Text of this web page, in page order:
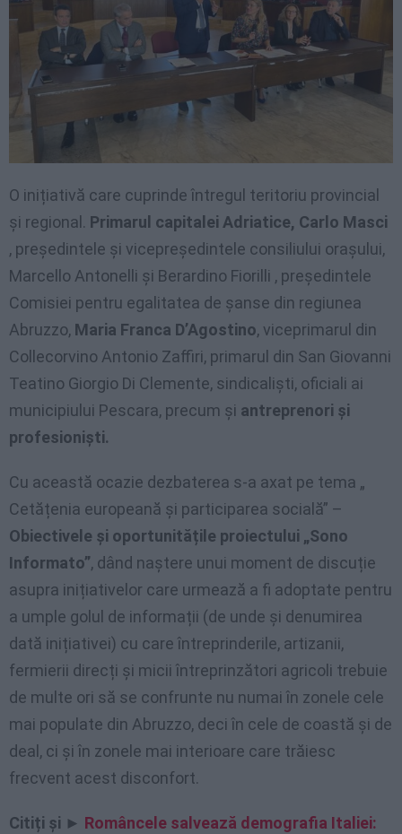
O inițiativă care cuprinde întregul teritoriu provincial
și regional. Primarul capitalei Adriatice, Carlo Masci
, președintele și vicepreședintele consiliului orașului,
Marcello Antonelli și Berardino Fiorilli , președintele
Comisiei pentru egalitatea de șanse din regiunea
Abruzzo, Maria Franca D’Agostino, viceprimarul din
Collecorvino Antonio Zaffiri, primarul din San Giovanni
Teatino Giorgio Di Clemente, sindicaliști, oficiali ai
municipiului Pescara, precum și antreprenori și
profesioniști.
Cu această ocazie dezbaterea s-a axat pe tema „
Cetățenia europeană și participarea socială” –
Obiectivele și oportunitățile proiectului „Sono
Informato”, dând naștere unui moment de discuție
asupra inițiativelor care urmează a fi adoptate pentru
a umple golul de informații (de unde și denumirea
dată inițiativei) cu care întreprinderile, artizanii,
fermierii direcți și micii întreprinzători agricoli trebuie
de multe ori să se confrunte nu numai în zonele cele
mai populate din Abruzzo, deci în cele de coastă și de
deal, ci și în zonele mai interioare care trăiesc
frecvent acest disconfort.
Citiți și ► Româncele salvează demografia Italiei: